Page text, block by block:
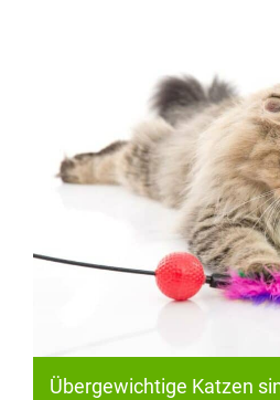
Übergewichtige Katzen